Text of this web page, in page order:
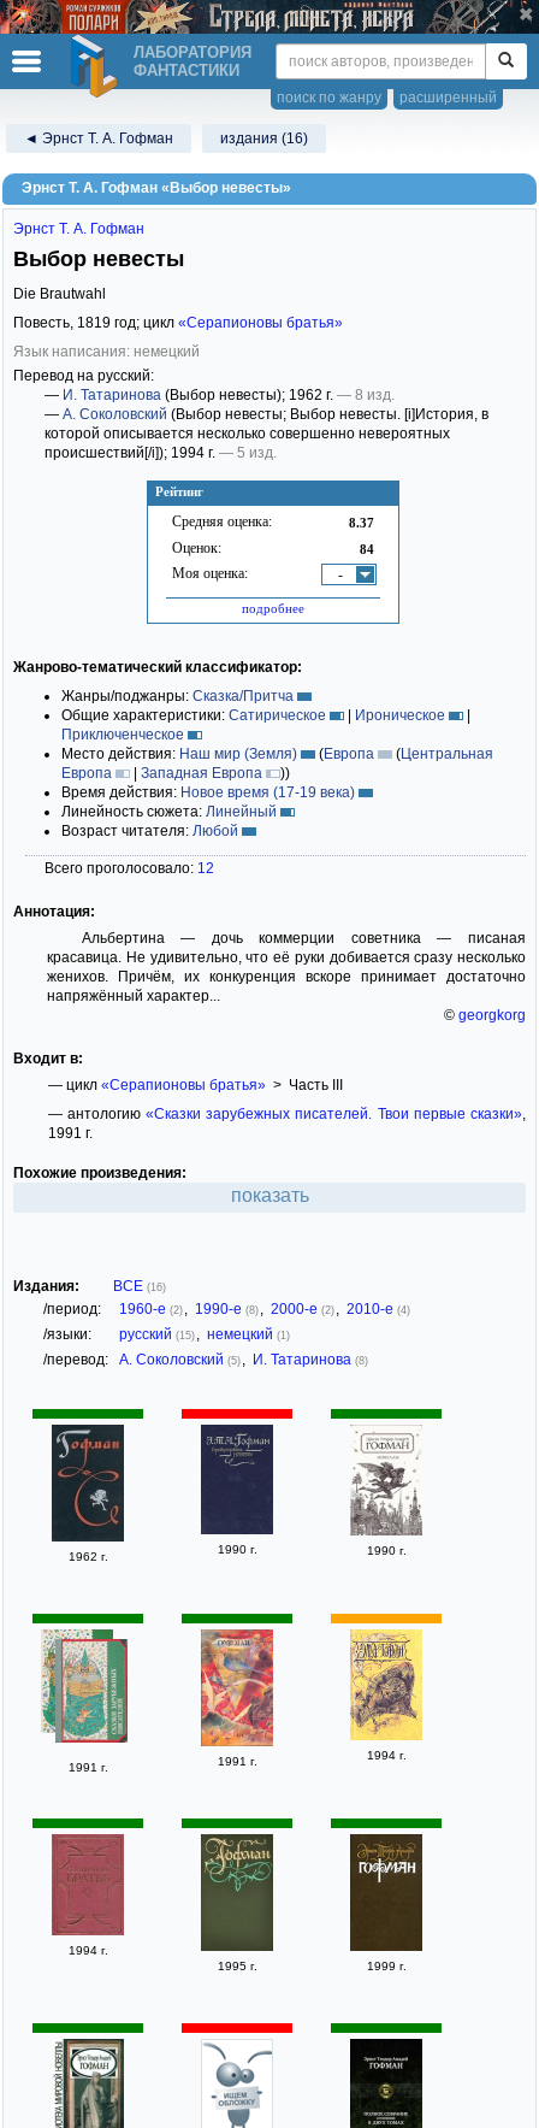
ЛАБОРАТОРИЯ
ФАНТАСТИКИ
расширенный
поиск по жанру
◄ Эрнст Т. А. Гофман издания (16)
Эрнст Т. А. Гофман «Выбор невесты»
Рейтинг
Средняя оценка: 8.37
Оценок: 84
Моя оценка: -
подробнее
Эрнст Т. А. Гофман
Выбор невесты
Die Brautwahl
Повесть, 1819 год; цикл «Серапионовы братья»
Язык написания: немецкий
Перевод на русский:
— И. Татаринова (Выбор невесты); 1962 г. — 8 изд.
— А. Соколовский (Выбор невесты; Выбор невесты. [i]История, в
которой описывается несколько совершенно невероятных
происшествий[/i]); 1994 г. — 5 изд.
Жанрово-тематический классификатор:
Жанры/поджанры: Сказка/Притча
Общие характеристики: Сатирическое | Ироническое
|
Приключенческое
Место действия: Наш мир (Земля) (Европа (Центральная
Европа
| Западная Европа ))
Время действия: Новое время (17-19 века)
Линейность сюжета: Линейный
Возраст читателя: Любой
Всего проголосовало: 12
Аннотация:
Альбертина — дочь коммерции советника — писаная
красавица. Не удивительно, что её руки добивается сразу несколько
женихов. Причём, их конкуренция вскоре принимает достаточно
напряжённый характер...
© georgkorg
Входит в:
— цикл «Серапионовы братья»> Часть III
— антологию«Сказки зарубежных писателей. Твои первые сказки»
1991 г.
Похожие произведения:
показать
Издания: ВСЕ (16)
/период: 1960-е (2) , 1990-е (8) , 2000-е (2) , 2010-е (4)
/языки: русский (15) , немецкий (1)
/перевод: А. Соколовский (5) , И. Татаринова (8)
1962 г.
1990 г. 1990 г.
1991 г. 1991 г. 1994 г.
1994 г.
1995 г.
1999 г.